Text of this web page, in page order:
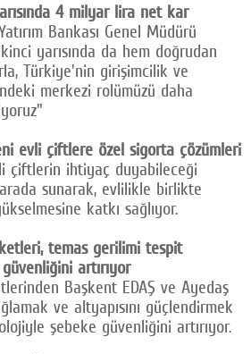
4 milyar lira net kar
Bankası Genel Müdürü
yarısında da hem doğrudan
Türkiye'nin girişimcilik ve
merkezi rolümüzü daha
evli çiftlere özel sigorta çözümleri
çiftlerin ihtiyaç duyabileceği
sunarak, evlilikle birlikte
katkı sağlıyor.
temas gerilimi tespit
artırıyor
Başkent EDAŞ ve Ayedaş
ve altyapısını güçlendirmek
şebeke güvenliğini artırıyor.